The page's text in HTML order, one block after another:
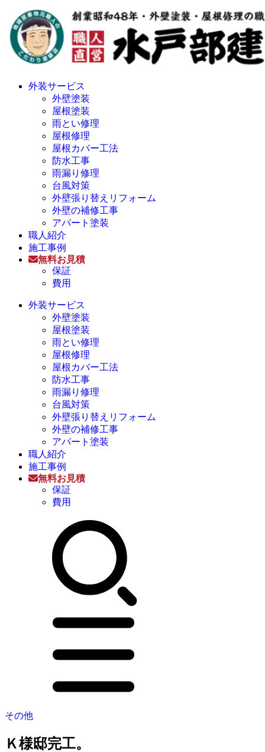
外装サービス
外壁塗装
屋根塗装
雨とい修理
屋根修理
屋根カバー工法
防水工事
雨漏り修理
台風対策
外壁張り替えリフォーム
外壁の補修工事
アパート塗装
職人紹介
施工事例
無料お見積
保証
費用
外装サービス
外壁塗装
屋根塗装
雨とい修理
屋根修理
屋根カバー工法
防水工事
雨漏り修理
台風対策
外壁張り替えリフォーム
外壁の補修工事
アパート塗装
職人紹介
施工事例
無料お見積
保証
費用
その他
Ｋ様邸完工。